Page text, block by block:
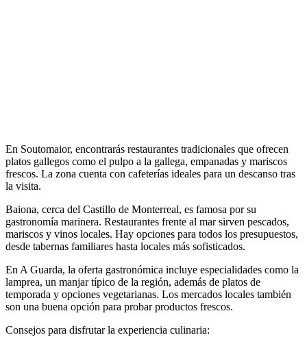
En Soutomaior, encontrarás restaurantes tradicionales que ofrecen
platos gallegos como el pulpo a la gallega, empanadas y mariscos
frescos. La zona cuenta con cafeterías ideales para un descanso tras
la visita.
Baiona, cerca del Castillo de Monterreal, es famosa por su
gastronomía marinera. Restaurantes frente al mar sirven pescados,
mariscos y vinos locales. Hay opciones para todos los presupuestos,
desde tabernas familiares hasta locales más sofisticados.
En A Guarda, la oferta gastronómica incluye especialidades como la
lamprea, un manjar típico de la región, además de platos de
temporada y opciones vegetarianas. Los mercados locales también
son una buena opción para probar productos frescos.
Consejos para disfrutar la experiencia culinaria: